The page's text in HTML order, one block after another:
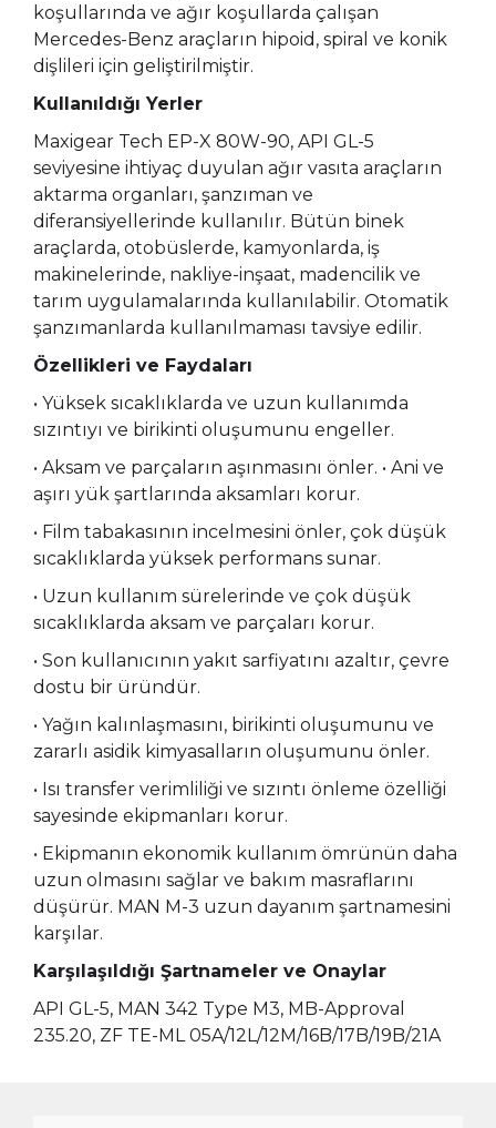
koşullarında ve ağır koşullarda çalışan
Mercedes-Benz araçların hipoid, spiral ve konik
dişlileri için geliştirilmiştir.
Kullanıldığı Yerler
Maxigear Tech EP-X 80W-90, API GL-5
seviyesine ihtiyaç duyulan ağır vasıta araçların
aktarma organları, şanzıman ve
diferansiyellerinde kullanılır. Bütün binek
araçlarda, otobüslerde, kamyonlarda, iş
makinelerinde, nakliye-inşaat, madencilik ve
tarım uygulamalarında kullanılabilir. Otomatik
şanzımanlarda kullanılmaması tavsiye edilir.
Özellikleri ve Faydaları
• Yüksek sıcaklıklarda ve uzun kullanımda
sızıntıyı ve birikinti oluşumunu engeller.
• Aksam ve parçaların aşınmasını önler. • Ani ve
aşırı yük şartlarında aksamları korur.
• Film tabakasının incelmesini önler, çok düşük
sıcaklıklarda yüksek performans sunar.
• Uzun kullanım sürelerinde ve çok düşük
sıcaklıklarda aksam ve parçaları korur.
• Son kullanıcının yakıt sarfiyatını azaltır, çevre
dostu bir üründür.
• Yağın kalınlaşmasını, birikinti oluşumunu ve
zararlı asidik kimyasalların oluşumunu önler.
• Isı transfer verimliliği ve sızıntı önleme özelliği
sayesinde ekipmanları korur.
• Ekipmanın ekonomik kullanım ömrünün daha
uzun olmasını sağlar ve bakım masraflarını
düşürür. MAN M-3 uzun dayanım şartnamesini
karşılar.
Karşılaşıldığı Şartnameler ve Onaylar
API GL-5, MAN 342 Type M3, MB-Approval
235.20, ZF TE-ML 05A/12L/12M/16B/17B/19B/21A